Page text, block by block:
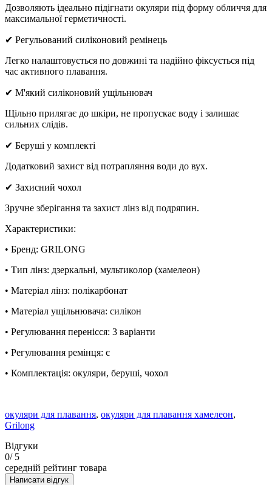
Дозволяють ідеально підігнати окуляри під форму обличчя для
максимальної герметичності.
✔ Регульований силіконовий ремінець
Легко налаштовується по довжині та надійно фіксується під
час активного плавання.
✔ М'який силіконовий ущільнювач
Щільно прилягає до шкіри, не пропускає воду і залишає
сильних слідів.
✔ Беруші у комплекті
Додатковий захист від потрапляння води до вух.
✔ Захисний чохол
Зручне зберігання та захист лінз від подряпин.
Характеристики:
• Бренд: GRILONG
• Тип лінз: дзеркальні, мультиколор (хамелеон)
• Матеріал лінз: полікарбонат
• Матеріал ущільнювача: силікон
• Регулювання перенісся: 3 варіанти
• Регулювання ремінця: є
• Комплектація: окуляри, беруші, чохол
окуляри для плавання, окуляри для плавання хамелеон,
Grilong
Відгуки
0/ 5
середній рейтинг товара
Написати відгук